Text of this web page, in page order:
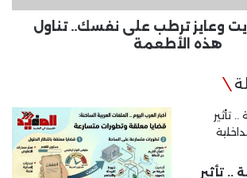
وعايز ترطب على نفسك.. تناول
هذه الأطعمة
.. تأثير